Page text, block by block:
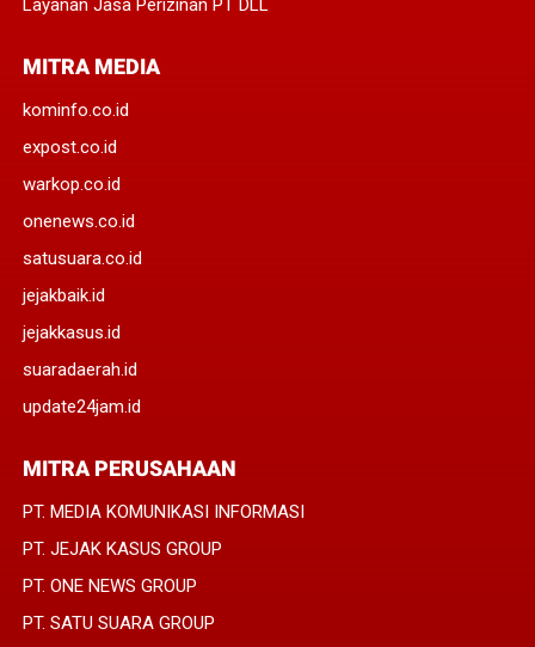
Layanan Jasa Perizinan PT DLL
MITRA MEDIA
kominfo.co.id
expost.co.id
warkop.co.id
onenews.co.id
satusuara.co.id
jejakbaik.id
jejakkasus.id
suaradaerah.id
update24jam.id
MITRA PERUSAHAAN
PT. MEDIA KOMUNIKASI INFORMASI
PT. JEJAK KASUS GROUP
PT. ONE NEWS GROUP
PT. SATU SUARA GROUP